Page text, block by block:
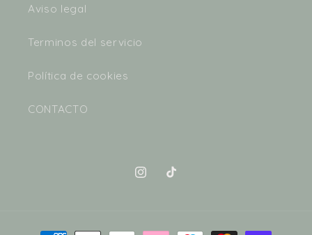
Aviso legal
Terminos del servicio
Política de cookies
CONTACTO
Instagram
TikTok
Formas